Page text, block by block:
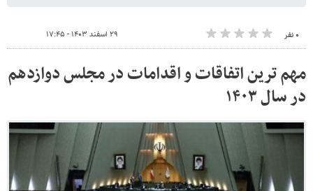
۰ نفر ۲۹ اسفند ۱۴۰۳ - ۱۷:۴۵
مهم ترین اتفاقات و اقدامات در مجلس دوازدهم
در سال ۱۴۰۳